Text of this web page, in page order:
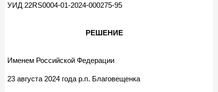
УИД 22RS0004-01-2024-000275-95
РЕШЕНИЕ
Именем Российской Федерации
23 августа 2024 года р.п. Благовещенка